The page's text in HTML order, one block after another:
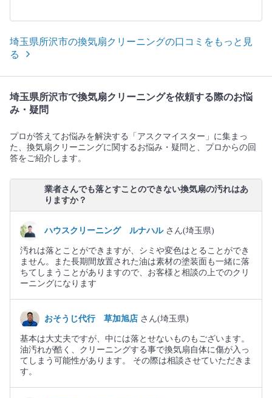
埼玉県所沢市の換気扇クリーニングの口コミをもっと見
る
埼玉県所沢市で換気扇クリーニングを依頼する際のお悩
み・疑問
プロが答えてお悩みを解決する「アスクマイスター」に集まっ
た、換気扇クリーニングに関するお悩み・疑問と、プロからの回
答をご紹介します。
業者さんでも落とすことのできない換気扇の汚れはあ
りますか？
ハウスクリーニング ルナハル さん(埼玉県)
汚れは落とことができますが、シミや変色はとることができ
ません。また長期間放置された油は素材の塗装面も一緒に落
ちてしまうことがありますので、お客様と相談の上でのクリ
ーニングになります
おそうじ代行 草加旭店 さん(埼玉県)
基本は大丈夫ですが、中には落とせないものもございます。
油汚れが酷く、クリーニングする事で換気扇自体に傷が入っ
てしまう可能性があります。 その際は相談させていただきま
す。